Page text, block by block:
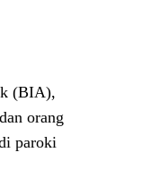
(BIA),
orang
paroki